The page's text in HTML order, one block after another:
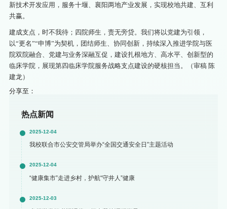
新技术开发应用，服务十堰、襄阳两地产业发展，实现校地共建、互利
共赢。
建成支点，时不我待；四院师生，责无旁贷。我们将以党建为引领，
以“更名”“申博”为契机，团结师生、协同创新，持续深入推进学院与医
院双院融合、党建与业务深融互促，建设扎根地方、高水平、创新型的
临床学院，展现第四临床学院服务战略支点建设的硬核担当。（审稿 陈
建龙）
分享至：
热点新闻
2025-12-04
我校联合市公安交管局举办“全国交通安全日”主题活动
2025-12-04
“健康集市”走进乡村，护航“守井人”健康
2025-12-03